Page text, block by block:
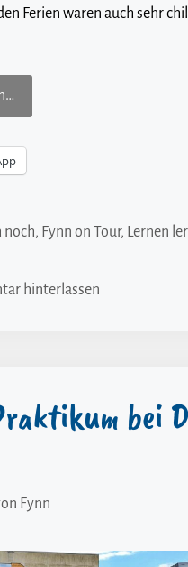
Ferien waren auch sehr
noch, Fynn on Tour, Lernen
hinterlassen
bei
Fynn